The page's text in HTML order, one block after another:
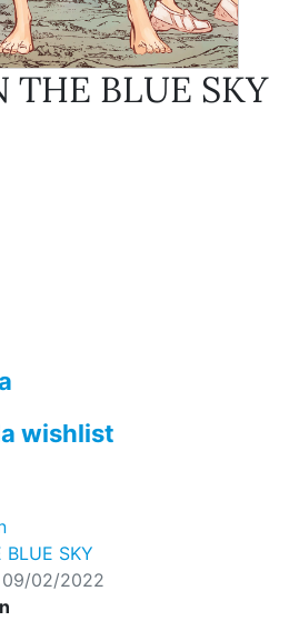
THE BLUE SKY
wishlist
BLUE SKY
09/02/2022